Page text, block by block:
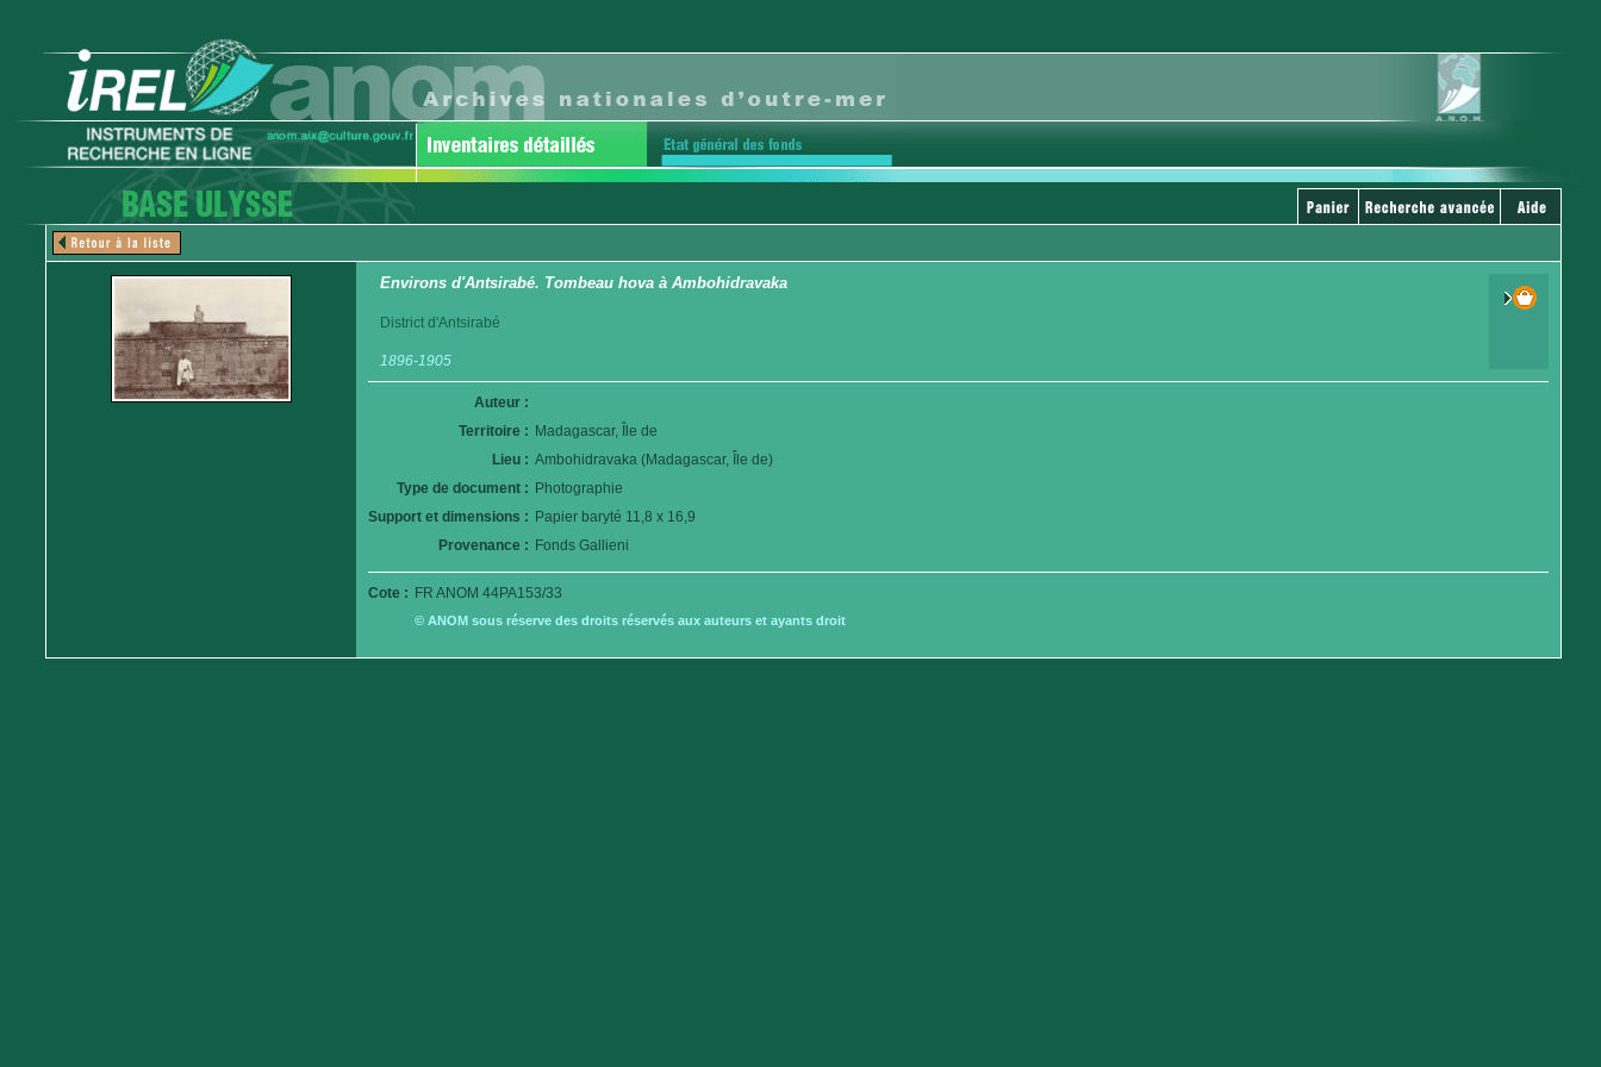
Environs d'Antsirabé. Tombeau hova à Ambohidravaka
District d'Antsirabé
1896-1905
Auteur :
Territoire : Madagascar, Île de
Lieu : Ambohidravaka (Madagascar, Île de)
Type de document : Photographie
Support et dimensions : Papier baryté 11,8 x 16,9
Provenance : Fonds Gallieni
Cote : FR ANOM 44PA153/33
© ANOM sous réserve des droits réservés aux auteurs et ayants droit